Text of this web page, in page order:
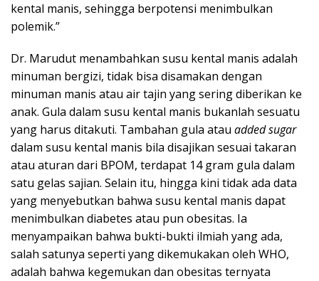
kental manis, sehingga berpotensi menimbulkan
polemik.”
Dr. Marudut menambahkan susu kental manis adalah
minuman bergizi, tidak bisa disamakan dengan
minuman manis atau air tajin yang sering diberikan ke
anak. Gula dalam susu kental manis bukanlah sesuatu
yang harus ditakuti. Tambahan gula atau added sugar
dalam susu kental manis bila disajikan sesuai takaran
atau aturan dari BPOM, terdapat 14 gram gula dalam
satu gelas sajian. Selain itu, hingga kini tidak ada data
yang menyebutkan bahwa susu kental manis dapat
menimbulkan diabetes atau pun obesitas. Ia
menyampaikan bahwa bukti-bukti ilmiah yang ada,
salah satunya seperti yang dikemukakan oleh WHO,
adalah bahwa kegemukan dan obesitas ternyata